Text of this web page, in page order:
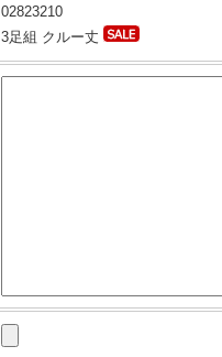
02823210
3足組 クルー丈